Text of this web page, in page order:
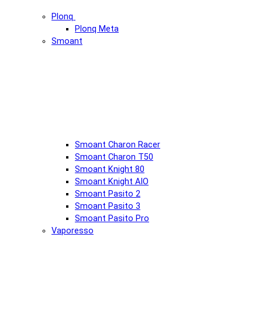
Plonq
Plonq Meta
Smoant
Smoant Charon Racer
Smoant Charon T50
Smoant Knight 80
Smoant Knight AIO
Smoant Pasito 2
Smoant Pasito 3
Smoant Pasito Pro
Vaporesso